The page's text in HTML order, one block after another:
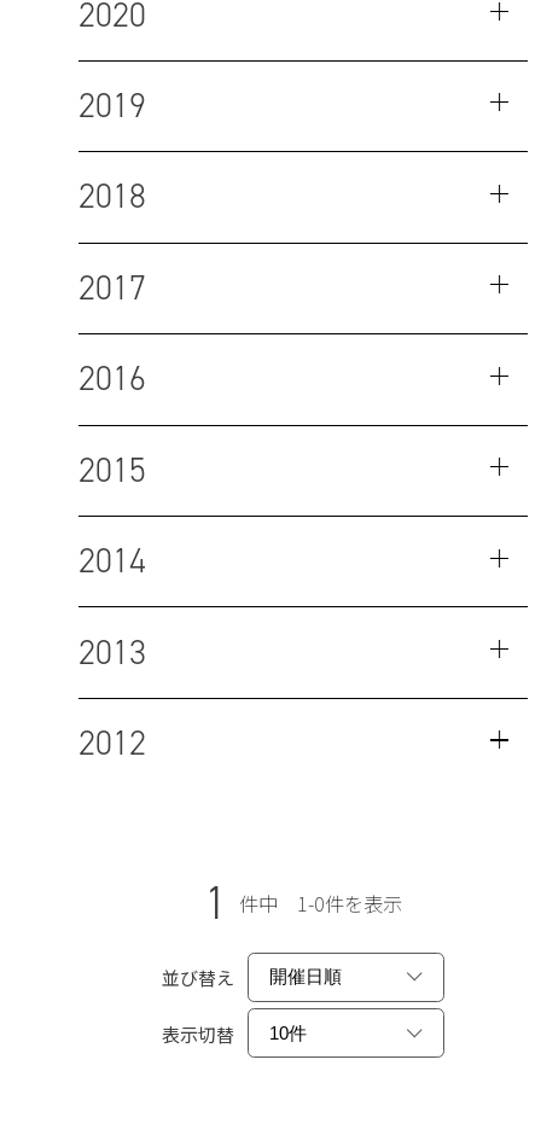
2020
2019
2018
2017
2016
2015
2014
2013
2012
1 件中 1-0件を表示
並び替え
表示切替